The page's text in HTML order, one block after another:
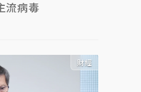
流病毒
財經